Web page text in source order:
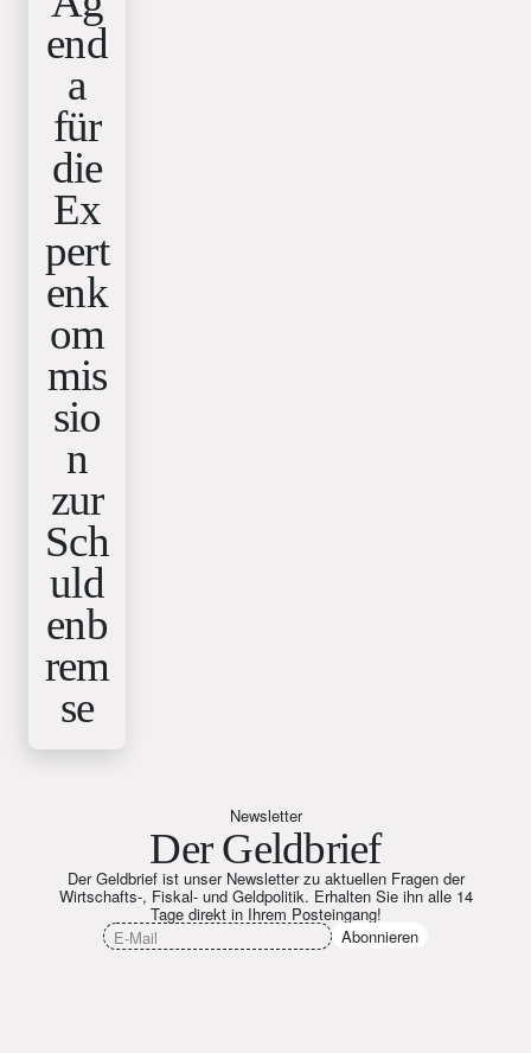
end
a
für
die
Ex
pert
enk
om
mis
sio
n
zur
Sch
uld
enb
rem
se
Newsletter
Der Geldbrief
Der Geldbrief ist unser Newsletter zu aktuellen Fragen der
Wirtschafts-, Fiskal- und Geldpolitik. Erhalten Sie ihn alle 14
Tage direkt in Ihrem Posteingang!